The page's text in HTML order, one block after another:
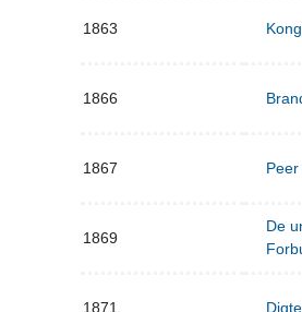
1863
1866
1867
1869
De
1871 Digte